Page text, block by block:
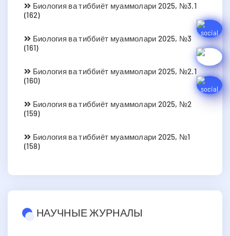
Биология ва тиббиёт муаммолари 2025, №3.1
(162)
Биология ва тиббиёт муаммолари 2025, №3
(161)
Биология ва тиббиёт муаммолари 2025, №2.1
(160)
Биология ва тиббиёт муаммолари 2025, №2
(159)
Биология ва тиббиёт муаммолари 2025, №1
(158)
НАУЧНЫЕ ЖУРНАЛЫ